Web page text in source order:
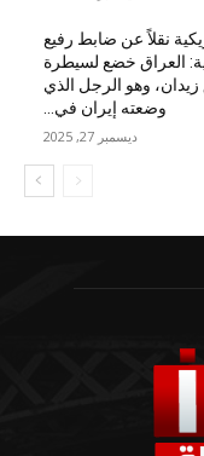
نقلاً عن ضابط رفيع
العراق خضع لسيطرة
وهو الرجل الذي
وضعته إيران في...
ديسمبر 27, 2025